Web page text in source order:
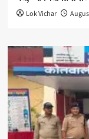
Lok Vichar